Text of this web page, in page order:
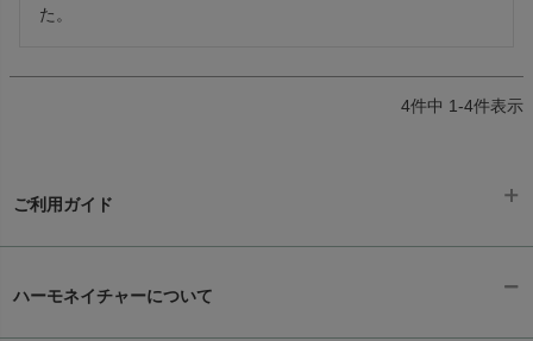
た。
4件中 1-4件表示
ご利用ガイド
ハーモネイチャーについて